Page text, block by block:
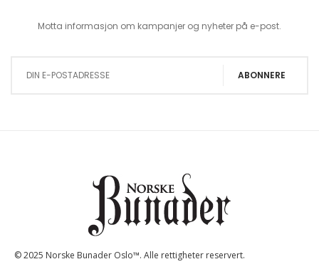
Motta informasjon om kampanjer og nyheter på e-post.
ABONNERE
© 2025 Norske Bunader Oslo™. Alle rettigheter reservert.